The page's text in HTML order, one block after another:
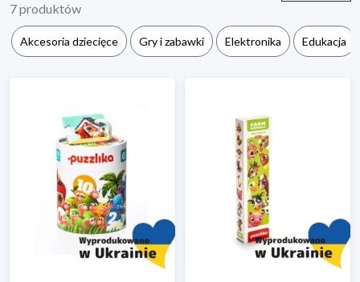
Blog
7produktów
Akcesoria dziecięce Gry i zabawki Elektronika Edukacja